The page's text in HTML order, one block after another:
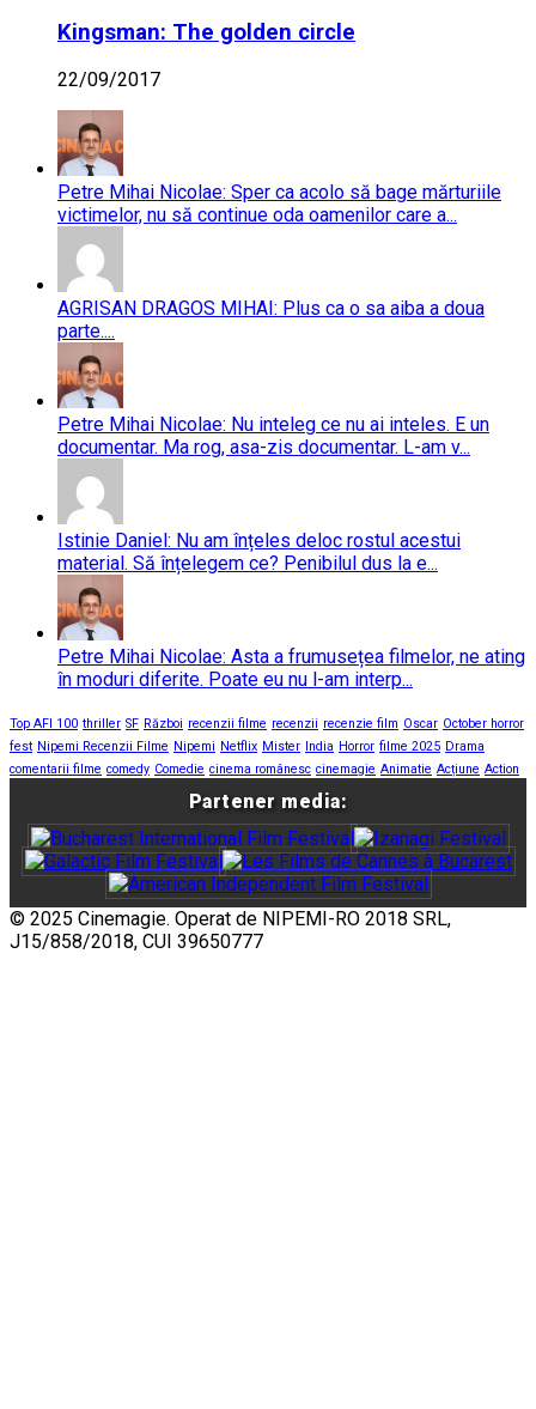
Kingsman: The golden circle
22/09/2017
Petre Mihai Nicolae: Sper ca acolo să bage mărturiile
victimelor, nu să continue oda oamenilor care a...
AGRISAN DRAGOS MIHAI: Plus ca o sa aiba a doua
parte....
Petre Mihai Nicolae: Nu inteleg ce nu ai inteles. E un
documentar. Ma rog, asa-zis documentar. L-am v...
Istinie Daniel: Nu am înțeles deloc rostul acestui
material. Să înțelegem ce? Penibilul dus la e...
Petre Mihai Nicolae: Asta a frumusețea filmelor, ne ating
în moduri diferite. Poate eu nu l-am interp...
Top AFI 100 thriller SF Război recenzii filme recenzii recenzie film Oscar October horror
fest Nipemi Recenzii Filme Nipemi Netflix Mister India Horror filme 2025 Drama
comentarii filme comedy Comedie cinema românesc cinemagie Animatie Acțiune Action
Partener media:
© 2025 Cinemagie. Operat de NIPEMI-RO 2018 SRL,
J15/858/2018, CUI 39650777